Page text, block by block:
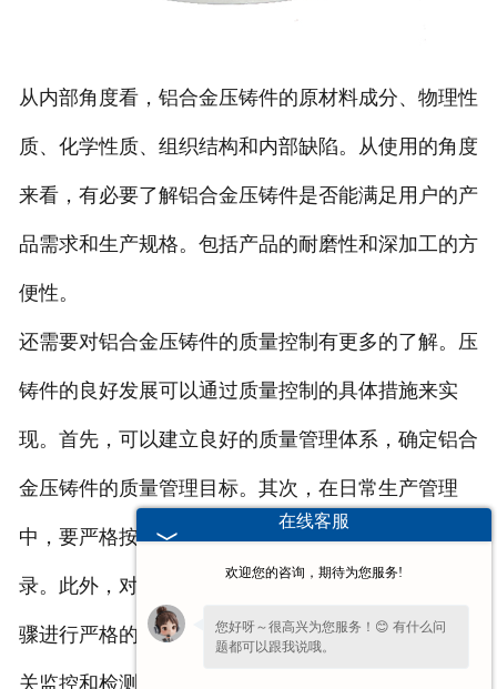
从内部角度看，铝合金压铸件的原材料成分、物理性
质、化学性质、组织结构和内部缺陷。从使用的角度
来看，有必要了解铝合金压铸件是否能满足用户的产
品需求和生产规格。包括产品的耐磨性和深加工的方
便性。
还需要对铝合金压铸件的质量控制有更多的了解。压
铸件的良好发展可以通过质量控制的具体措施来实
现。首先，可以建立良好的质量管理体系，确定铝合
金压铸件的质量管理目标。其次，在日常生产管理
中，要严格按照相关生产规定执行，及时做好相关记
录。此外，对工艺质量控制、关键生产环节和程序步
骤进行严格的管理和控制，从材料到生产模具进行相
关监控和检测。
在线客服
欢迎您的咨询，期待为您服务!
您好呀～很高兴为您服务！😊 有什么问
题都可以跟我说哦。